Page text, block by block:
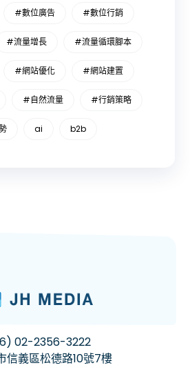
#數位廣告 #數位行銷
#流量增長 #流量循環腳本
#網站優化 #網站建置
#自然流量 #行銷策略
ai b2b
02-2356-3222
信義區松德路10號7樓